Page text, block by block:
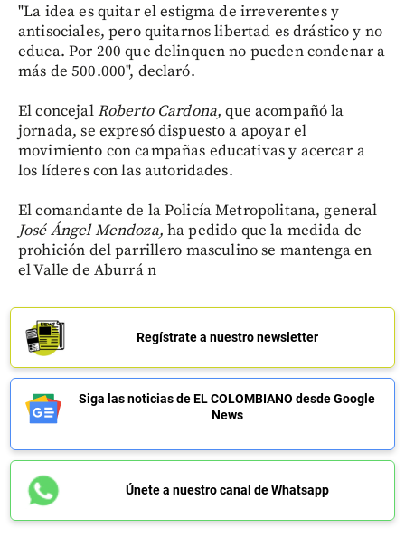
"La idea es quitar el estigma de irreverentes y
antisociales, pero quitarnos libertad es drástico y no
educa. Por 200 que delinquen no pueden condenar a
más de 500.000", declaró.
El concejalRoberto Cardona,que acompañó la
jornada, se expresó dispuesto a apoyar el
movimiento con campañas educativas y acercar a
los líderes con las autoridades.
El comandante de la Policía Metropolitana, general
José Ángel Mendoza, ha pedido que la medida de
prohición del parrillero masculino se mantenga en
el Valle de Aburrá n
Regístrate a nuestro newsletter
Siga las noticias de EL COLOMBIANO desde Google
News
Únete a nuestro canal de Whatsapp